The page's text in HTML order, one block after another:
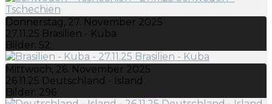
Donnerstag, 27. November 2025
27.11.25 Brasilien - Kuba
Bilder: 52
Mittwoch, 26. November 2025
26.11.25 Deutschland - Island
Bilder: 296